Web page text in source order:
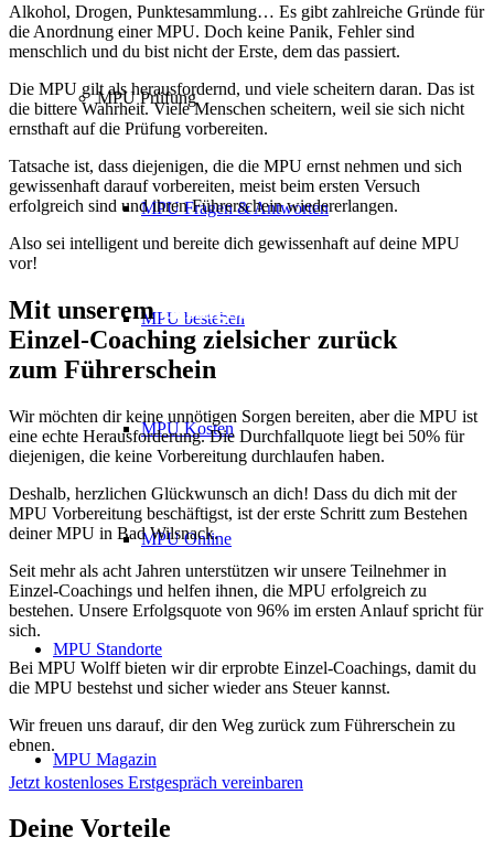
MPU Prüfung
MPU Fragen & Antworten
MPU bestehen
MPU Kosten
MPU Online
MPU Standorte
MPU Magazin
Alkohol, Drogen, Punktesammlung… Es gibt zahlreiche Gründe für
die Anordnung einer MPU. Doch keine Panik, Fehler sind
menschlich und du bist nicht der Erste, dem das passiert.
Die MPU gilt als herausfordernd, und viele scheitern daran. Das ist
die bittere Wahrheit. Viele Menschen scheitern, weil sie sich nicht
ernsthaft auf die Prüfung vorbereiten.
Tatsache ist, dass diejenigen, die die MPU ernst nehmen und sich
gewissenhaft darauf vorbereiten, meist beim ersten Versuch
erfolgreich sind und ihren Führerschein wiedererlangen.
Also sei intelligent und bereite dich gewissenhaft auf deine MPU
vor!
Mit unseremerfolgsbewährten
Einzel-Coaching zielsicher zurück
zum Führerschein
Wir möchten dir keine unnötigen Sorgen bereiten, aber die MPU ist
eine echte Herausforderung. Die Durchfallquote liegt bei 50% für
diejenigen, die keine Vorbereitung durchlaufen haben.
Deshalb, herzlichen Glückwunsch an dich! Dass du dich mit der
MPU Vorbereitung beschäftigst, ist der erste Schritt zum Bestehen
deiner MPU in Bad Wilsnack.
Seit mehr als acht Jahren unterstützen wir unsere Teilnehmer in
Einzel-Coachings und helfen ihnen, die MPU erfolgreich zu
bestehen. Unsere Erfolgsquote von 96% im ersten Anlauf spricht für
sich.
Bei MPU Wolff bieten wir dir erprobte Einzel-Coachings, damit du
die MPU bestehst und sicher wieder ans Steuer kannst.
Wir freuen uns darauf, dir den Weg zurück zum Führerschein zu
ebnen.
Jetzt kostenloses Erstgespräch vereinbaren
Deine Vorteile